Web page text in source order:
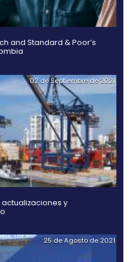
en Colombia
03 de
para el futuro